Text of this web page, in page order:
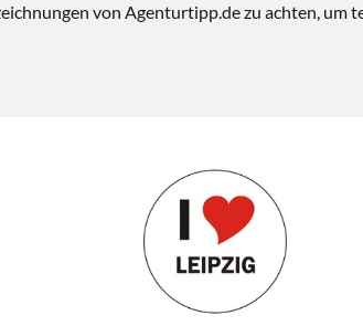
von Agenturtipp.de zu achten, um